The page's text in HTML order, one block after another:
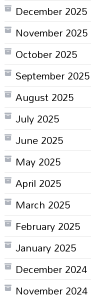
December 2025
November 2025
October 2025
September 2025
August 2025
July 2025
June 2025
May 2025
April 2025
March 2025
February 2025
January 2025
December 2024
November 2024